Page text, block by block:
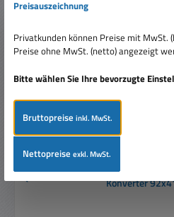
12V LED Netzteil 12V 12W
Konverter
Preisauszeichnung
Privatkunden können Preise mit MwSt.
Preise ohne MwSt. (netto) angezeigt
Bitte wählen Sie Ihre bevorzugte
Bruttopreiseinkl. MwSt.
Nettopreiseexkl. MwSt.